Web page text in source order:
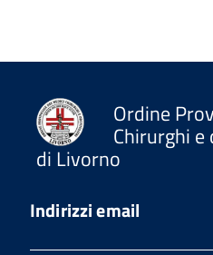
Ordine
Chirurghi
di Livorno
Indirizzi email